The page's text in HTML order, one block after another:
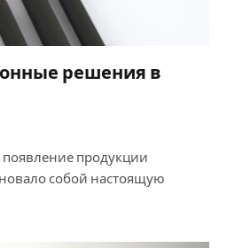
решения в
продукции
собой настоящую